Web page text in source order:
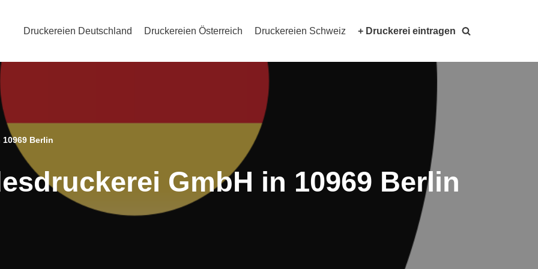
Druckereien Deutschland Druckereien Österreich Druckereien Schweiz + Druckerei eintragen
Berlin
GmbH in 10969 Berlin